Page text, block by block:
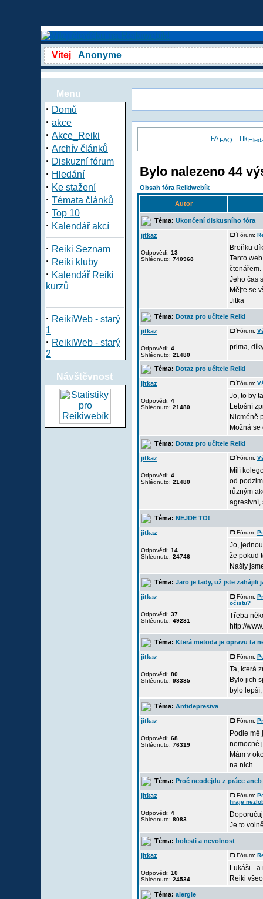
Vítej Anonyme
Menu
· Domů
· akce
· Akce_Reiki
· Archív článků
· Diskuzní fórum
· Hledání
· Ke stažení
· Témata článků
· Top 10
· Kalendář akcí
· Reiki Seznam
· Reiki kluby
· Kalendář Reiki
kurzů
· ReikiWeb - starý
1
· ReikiWeb - starý
2
Návštěvnost
FAQ
Bylo nalezeno 44
Obsah fóra Reikiwebík
Autor
Téma: Ukončení diskusního fóra
jitkaz
Odpovědi: 13
Shlédnuto: 740968
Fórum:
Broňku
Tento
čtenářem.
Jeho čas
Mějte se
Jitka
Téma: Dotaz pro učitele Reiki
jitkaz
Odpovědi: 4
Shlédnuto: 21480
Fórum:
prima,
Téma: Dotaz pro učitele Reiki
jitkaz
Odpovědi: 4
Shlédnuto: 21480
Fórum:
Jo, to by
Letošní
Nicméně
Možná se
Téma: Dotaz pro učitele Reiki
jitkaz
Odpovědi: 4
Shlédnuto: 21480
Fórum:
Milí
od
různým
agresivní,
Téma: NEJDE TO!
jitkaz
Odpovědi: 14
Shlédnuto: 24746
Fórum:
Jo,
že pokud
Našly
Téma: Jaro je tady, už jste zahájili
jitkaz
Odpovědi: 37
Shlédnuto: 49281
Fórum:
očistu?
Třeba
http://
Téma: Která metoda je opravu ta
jitkaz
Odpovědi: 80
Shlédnuto: 98385
Fórum:
Ta, která
Bylo jich
bylo
Téma: Antidepresiva
jitkaz
Odpovědi: 68
Shlédnuto: 76319
Fórum:
Podle mě
nemocné
Mám v
na nich ...
Téma: Proč neodejdu z práce
jitkaz
Odpovědi: 4
Shlédnuto: 8083
Fórum:
hraje
Je to
Téma: bolesti a nevolnost
jitkaz
Odpovědi: 10
Shlédnuto: 24534
Fórum:
Lukáši -
Reiki
Téma: alergie